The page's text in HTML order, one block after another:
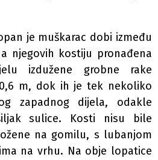
je muškarac dobi između
njegovih kostiju pronađena
izdužene grobne rake
m, dok ih je tek nekoliko
zapadnog dijela, odakle
sulice. Kosti nisu bile
na gomilu, s lubanjom
na vrhu. Na obje lopatice